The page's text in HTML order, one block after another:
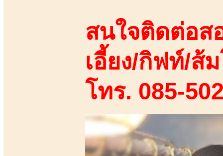
สนใจติดต่อส
เอี้ยง/กิฟท์/ส้
โทร. 085-